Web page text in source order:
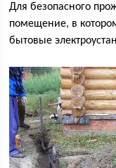
Для безопасного
помещение, в
бытовые